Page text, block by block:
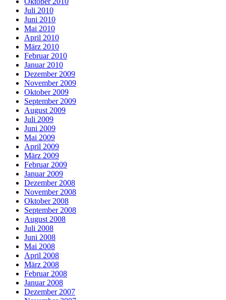
Juli 2010
Juni 2010
Mai 2010
April 2010
März 2010
Februar 2010
Januar 2010
Dezember 2009
November 2009
Oktober 2009
September 2009
August 2009
Juli 2009
Juni 2009
Mai 2009
April 2009
März 2009
Februar 2009
Januar 2009
Dezember 2008
November 2008
Oktober 2008
September 2008
August 2008
Juli 2008
Juni 2008
Mai 2008
April 2008
März 2008
Februar 2008
Januar 2008
Dezember 2007